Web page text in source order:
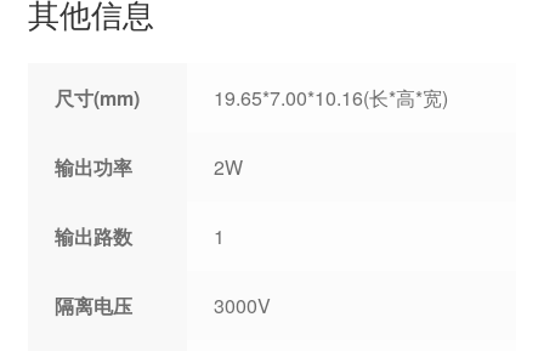
其他信息
尺寸(mm) 19.65*7.00*10.16(长*高*宽)
输出功率 2W
输出路数 1
隔离电压 3000V